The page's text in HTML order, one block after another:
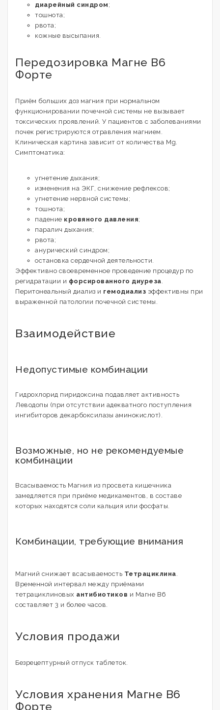
диарейный синдром ;
тошнота;
рвота;
кожные высыпания.
Передозировка Магне В6
Форте
Приём больших доз магния при нормальном
функционировании почечной системы не вызывает
токсических проявлений. У пациентов с заболеваниями
почек регистрируются отравления магнием.
Клиническая картина зависит от количества Mg.
Симптоматика:
угнетение дыхания;
изменения на ЭКГ, снижение рефлексов;
угнетение нервной системы;
тошнота;
падение кровяного давления;
паралич дыхания;
рвота;
анурический синдром;
остановка сердечной деятельности.
Эффективно своевременное проведение процедур по
регидратации и форсированного диуреза.
Перитонеальный диализ и гемодиализ эффективны при
выраженной патологии почечной системы.
Взаимодействие
Недопустимые комбинации
Гидрохлорид пиридоксина подавляет активность
Леводопы (при отсутствии адекватного поступления
ингибиторов декарбоксилазы аминокислот).
Возможные, но не рекомендуемые
комбинации
Всасываемость Магния из просвета кишечника
замедляется при приёме медикаментов, в составе
которых находятся соли кальция или фосфаты.
Комбинации, требующие внимания
Магний снижает всасываемость Тетрациклина.
Временной интервал между приёмами
тетрациклиновых антибиотиков и Магне В6
составляет 3 и более часов.
Условия продажи
Безрецептурный отпуск таблеток.
Условия хранения Магне В6
Форте